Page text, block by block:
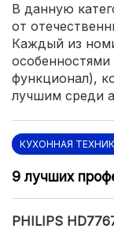
В данную
от
Каждый из
особенностями
функционал),
лучшим среди
КУХОННАЯ
9 лучших
PHILIPS